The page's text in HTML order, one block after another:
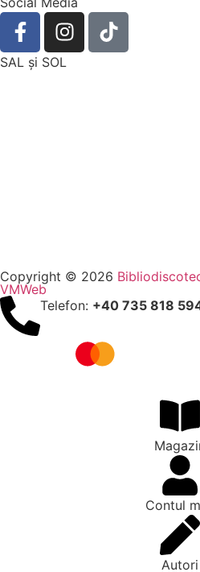
SAL şi SOL
Copyright © 2026
VMWeb
Telefon: +40 735 818
Contul
Autori